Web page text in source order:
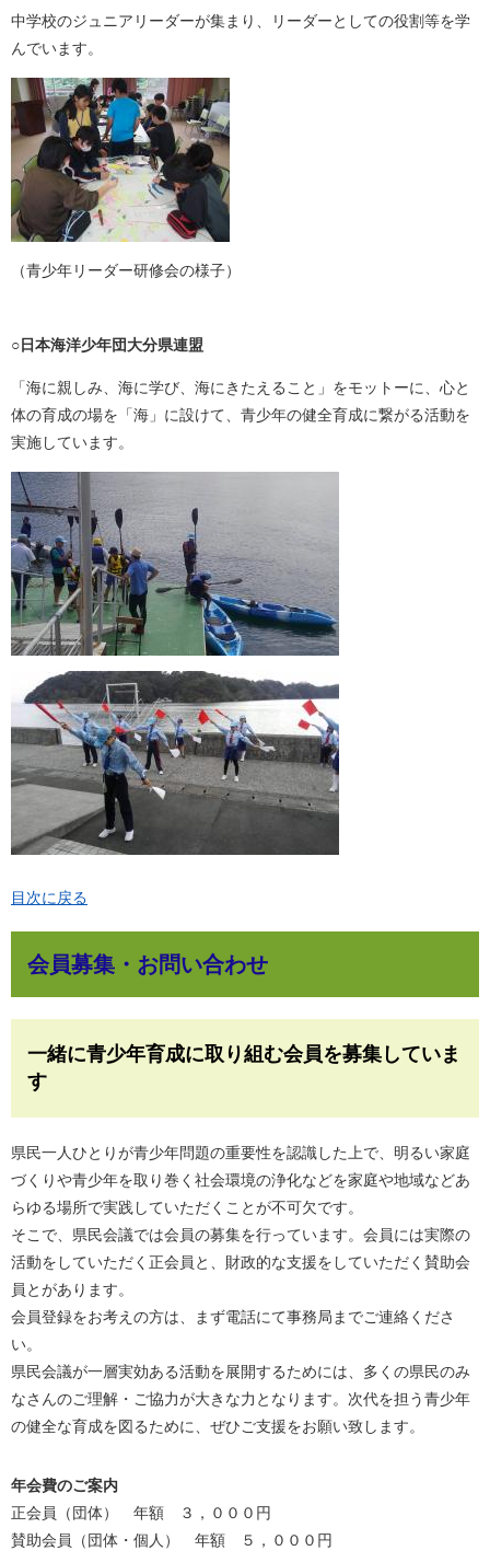
中学校のジュニアリーダーが集まり、リーダーとしての役割等を学
んでいます。
（青少年リーダー研修会の様子）
○日本海洋少年団大分県連盟
「海に親しみ、海に学び、海にきたえること」をモットーに、心と
体の育成の場を「海」に設けて、青少年の健全育成に繋がる活動を
実施しています。
目次に戻る
会員募集・お問い合わせ
一緒に青少年育成に取り組む会員を募集していま
す
県民一人ひとりが青少年問題の重要性を認識した上で、明るい家庭
づくりや青少年を取り巻く社会環境の浄化などを家庭や地域などあ
らゆる場所で実践していただくことが不可欠です。
そこで、県民会議では会員の募集を行っています。会員には実際の
活動をしていただく正会員と、財政的な支援をしていただく賛助会
員とがあります。
会員登録をお考えの方は、まず電話にて事務局までご連絡くださ
い。
県民会議が一層実効ある活動を展開するためには、多くの県民のみ
なさんのご理解・ご協力が大きな力となります。次代を担う青少年
の健全な育成を図るために、ぜひご支援をお願い致します。
年会費のご案内
正会員（団体） 年額 ３，０００円
賛助会員（団体・個人） 年額 ５，０００円